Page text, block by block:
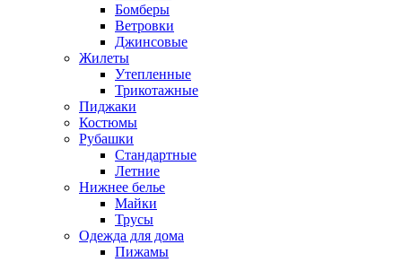
Бомберы
Ветровки
Джинсовые
Жилеты
Утепленные
Трикотажные
Пиджаки
Костюмы
Рубашки
Стандартные
Летние
Нижнее белье
Майки
Трусы
Одежда для дома
Пижамы